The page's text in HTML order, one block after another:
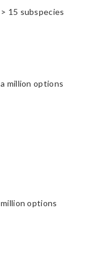
> 15 subspecies
a million options
million options